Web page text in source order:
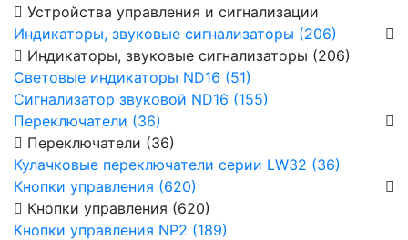
Устройства управления и сигнализации
Индикаторы, звуковые сигнализаторы (206)
Индикаторы, звуковые сигнализаторы (206)
Световые индикаторы ND16 (51)
Сигнализатор звуковой ND16 (155)
Переключатели (36)
Переключатели (36)
Кулачковые переключатели серии LW32 (36)
Кнопки управления (620)
Кнопки управления (620)
Кнопки управления NP2 (189)